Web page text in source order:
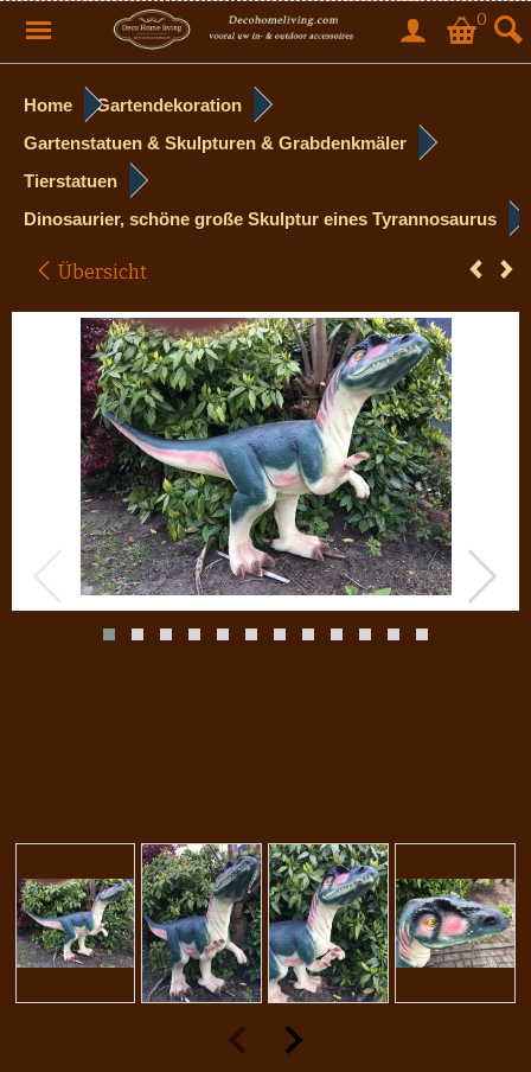
0
Home
Gartendekoration
Gartenstatuen & Skulpturen & Grabdenkmäler
Tierstatuen
Dinosaurier, schöne große Skulptur eines Tyrannosaurus
Übersicht